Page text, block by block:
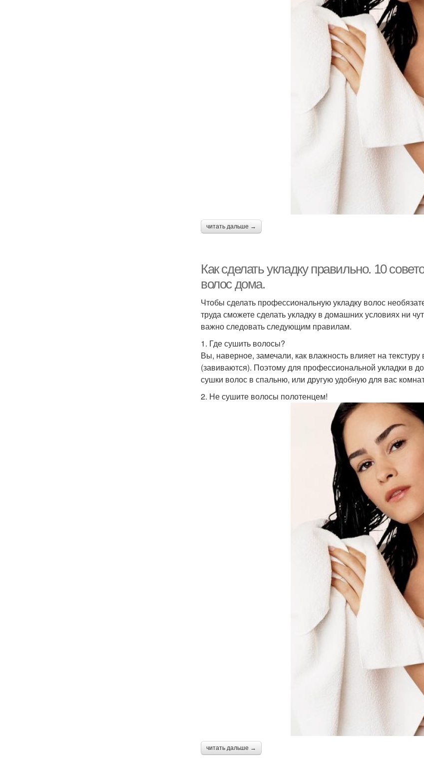
читать дальше →
Как сделать укладку правильно. 10
волос дома.
Чтобы сделать профессиональную укладку волос
труда сможете сделать укладку в домашних условиях ни
важно следовать следующим правилам.
1. Где сушить волосы?
Вы, наверное, замечали, как влажность влияет на
(завиваются). Поэтому для профессиональной укладки в
сушки волос в спальню, или другую удобную для вас
2. Не сушите волосы полотенцем!
читать дальше →